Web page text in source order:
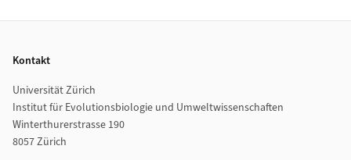
Kontakt
Universität Zürich
Institut für Evolutionsbiologie und Umweltwissenschaften
Winterthurerstrasse 190
8057 Zürich